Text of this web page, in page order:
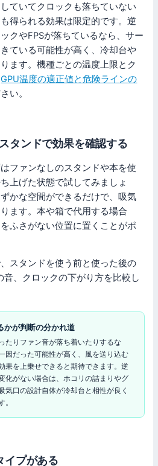
ていてクロックも落ちていない
得られる効果は限定的です。逆
クやFPSが落ちているなら、サー
ている可能性が高く、冷却台や
ます。機種ごとの温度上限とク
GPU温度の適正値と危険ラインの
い。
タンドで効果を確認する
ファンなしのスタンドや本を使
上げた状態で試してみましょ
かな空間ができるだけで、吸気
ます。本や箱で代用する場合
ふさがない位置に置くことがポ
スタンドを使う前と使った後の
音、クロックの下がり方を比較し
かが判断の分かれ道
たりファン音が落ち着いたりするな
因だった可能性が高く、風を送り込む
果を上乗せできると期待できます。逆
化がない場合は、ホコリの詰まりやグ
気口の設計自体が冷却台と相性が良く
。
イプがある